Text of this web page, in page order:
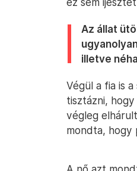
Az állat
illetve
Végül a fia is
tisztázni,
végleg
mondta,